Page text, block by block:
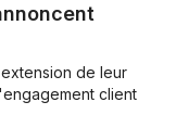
de leur
client